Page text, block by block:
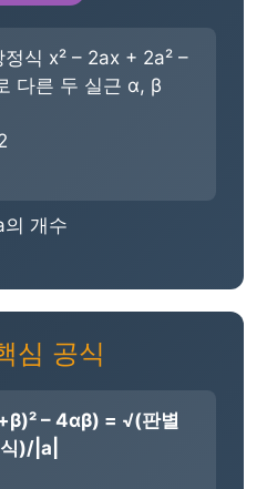
정식 x² – 2ax + 2a² –
다른 두 실근 α, β
의 개수
심 공식
– 4αβ) = √(판별
식)/|a|